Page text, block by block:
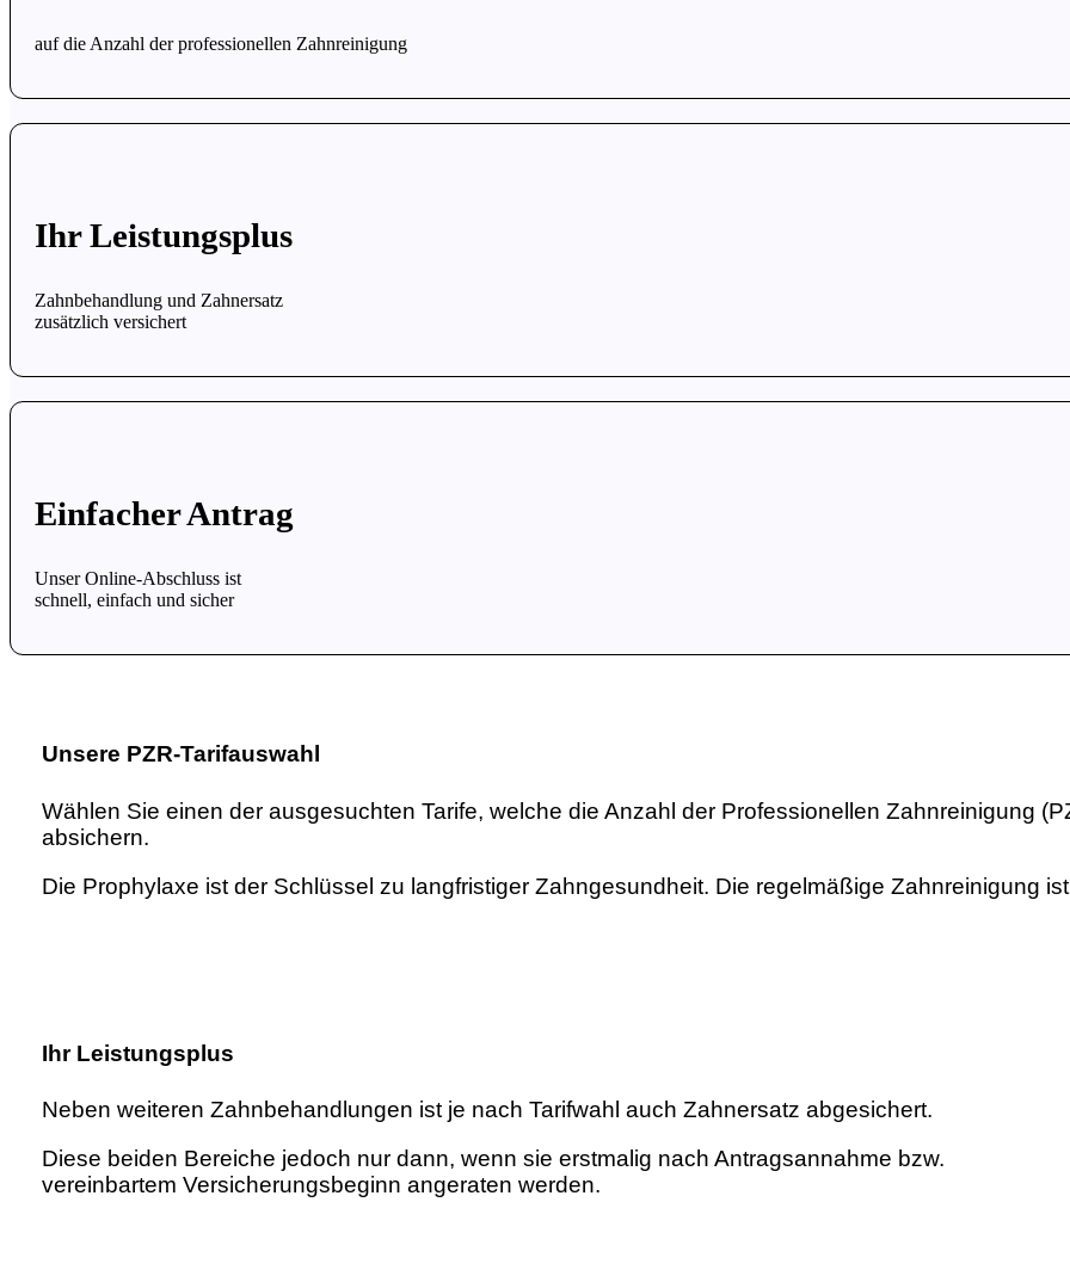
auf die Anzahl der professionellen Zahnreinigung
Ihr Leistungsplus
Zahnbehandlung und Zahnersatz
zusätzlich versichert
Einfacher Antrag
Unser Online-Abschluss ist
schnell, einfach und sicher
Unsere PZR-Tarifauswahl
Wählen Sie einen der ausgesuchten Tarife, welche die Anzahl der Professionellen Zahnreinigung
absichern.
Die Prophylaxe ist der Schlüssel zu langfristiger Zahngesundheit. Die regelmäßige Zahnreinigung
Ihr Leistungsplus
Neben weiteren Zahnbehandlungen ist je nach Tarifwahl auch Zahnersatz abgesichert.
Diese beiden Bereiche jedoch nur dann, wenn sie erstmalig nach Antragsannahme bzw.
vereinbartem Versicherungsbeginn angeraten werden.